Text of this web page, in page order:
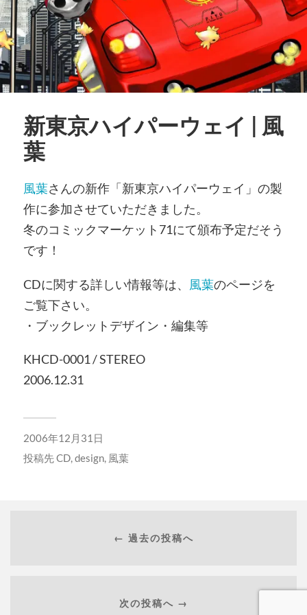
新東京ハイパーウェイ | 風
葉
風葉さんの新作「新東京ハイパーウェイ」の製
作に参加させていただきました。
冬のコミックマーケット71にて頒布予定だそう
です！
CDに関する詳しい情報等は、 風葉のページを
ご覧下さい。
・ブックレットデザイン・編集等
KHCD-0001 / STEREO
2006.12.31
2006年12月31日
投稿先CD,design, 風葉
← 過去の投稿へ
次の投稿へ →